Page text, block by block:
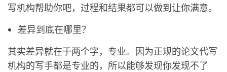
写机构帮助你吧，过程和结果都可以做到让你满意。
差异到底在哪里？
其实差异就在于两个字，专业。因为正规的论文代写
机构的写手都是专业的，所以能够发现你发现不了